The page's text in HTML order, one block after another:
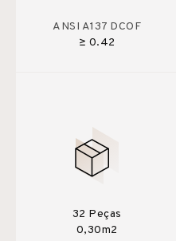
ANSI A137 DCOF
≥ 0.42
32 Peças
0,30m2